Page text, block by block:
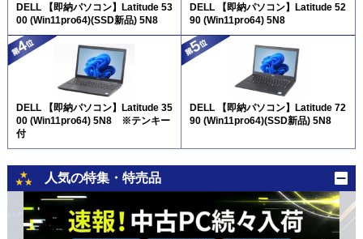
DELL 【即納パソコン】Latitude 53
00 (Win11pro64)(SSD新品) 5N8
DELL 【即納パソコン】Latitude 52
90 (Win11pro64) 5N8
DELL 【即納パソコン】Latitude 35
00 (Win11pro64) 5N8 ※テンキー
付
DELL 【即納パソコン】Latitude 72
90 (Win11pro64)(SSD新品) 5N8
人気の特集・特売品